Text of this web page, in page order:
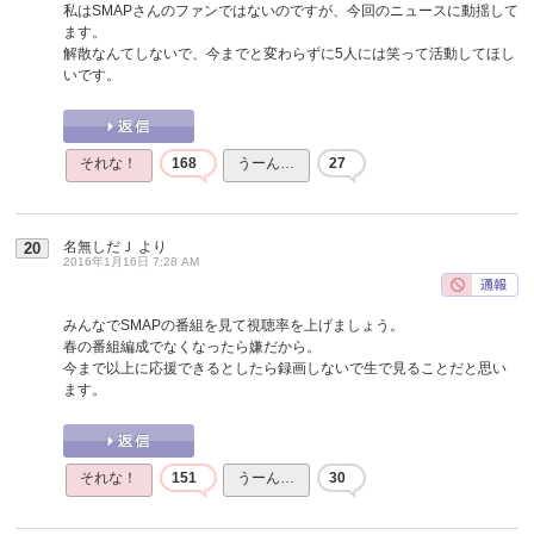
私はSMAPさんのファンではないのですが、今回のニュースに動揺して
ます。
解散なんてしないで、今までと変わらずに5人には笑って活動してほし
いです。
それな！ 168 うーん… 27
20 名無しだＪ より
2016年1月16日 7:28 AM
みんなでSMAPの番組を見て視聴率を上げましょう。
春の番組編成でなくなったら嫌だから。
今まで以上に応援できるとしたら録画しないで生で見ることだと思い
ます。
それな！ 151 うーん… 30